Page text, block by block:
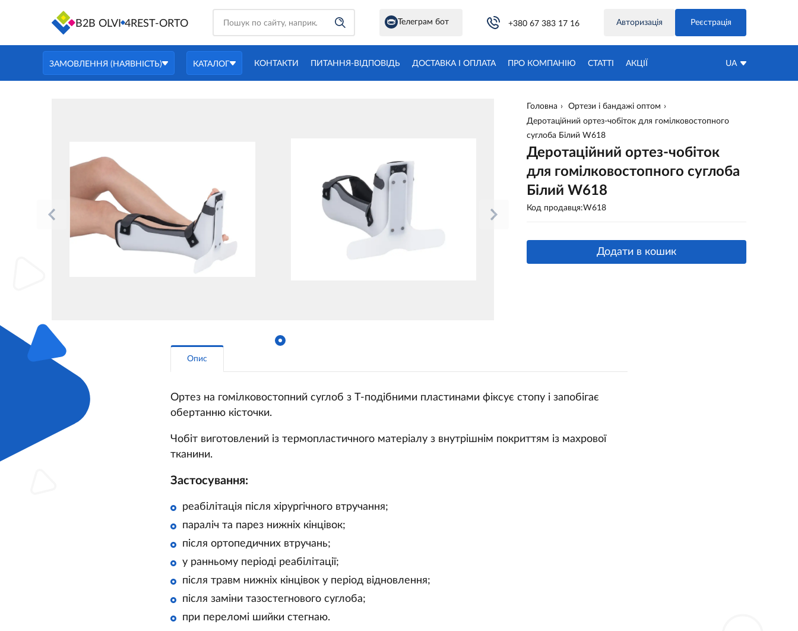
B2B OLVI 4REST-ORTO Телеграм бот +380 67 383 17 16 Авторизація Реєстрація
ЗАМОВЛЕННЯ (НАЯВНІСТЬ) КАТАЛОГ КОНТАКТИ ПИТАННЯ-ВІДПОВІДЬ ДОСТАВКА І ОПЛАТА ПРО КОМПАНІЮ СТАТТІ АКЦIЇ UA
Головна
Ортези і бандажі оптом
Деротаційний ортез-чобіток для гомілковостопного
суглоба Білий W618
Деротаційний ортез-чобіток
для гомілковостопного суглоба
Білий W618
Код продавця:W618
Додати в кошик
Опис
Ортез на гомілковостопний суглоб з Т-подібними пластинами фіксує стопу і запобігає
обертанню кісточки.
Чобіт виготовлений із термопластичного матеріалу з внутрішнім покриттям із махрової
тканини.
Застосування:
реабілітація після хірургічного втручання;
параліч та парез нижніх кінцівок;
після ортопедичних втручань;
у ранньому періоді реабілітації;
після травм нижніх кінцівок у період відновлення;
після заміни тазостегнового суглоба;
при переломі шийки стегнаю.